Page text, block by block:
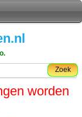
Zoek
worden